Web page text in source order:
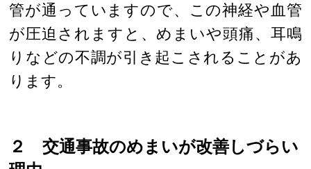
管が通っていますので、この神経や血管
が圧迫されますと、めまいや頭痛、耳鳴
りなどの不調が引き起こされることがあ
ります。
２ 交通事故のめまいが改善しづらい